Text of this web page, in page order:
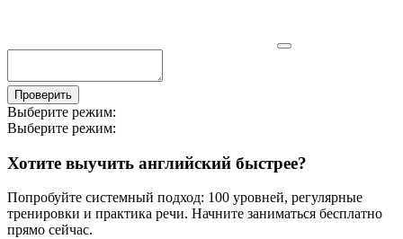
Проверить
Выберите режим:
Выберите режим:
Хотите выучить английский быстрее?
Попробуйте системный подход: 100 уровней, регулярные
тренировки и практика речи. Начните заниматься бесплатно
прямо сейчас.